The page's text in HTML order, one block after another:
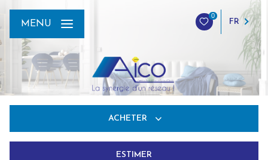
0
FR
MENU
ACHETER
ESTIMER